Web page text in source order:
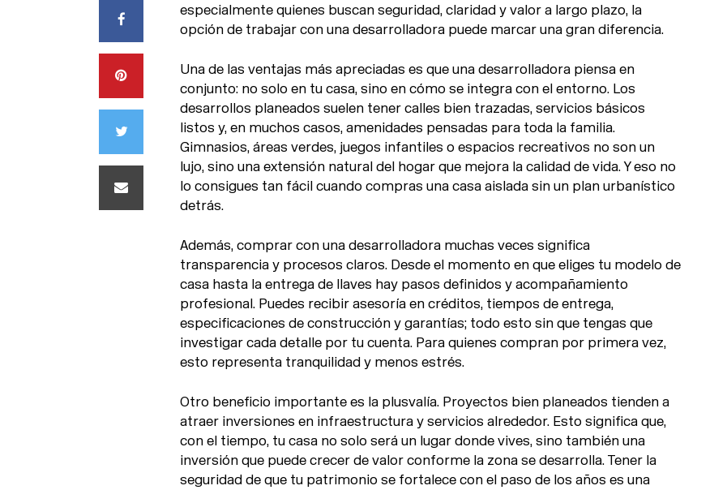
especialmente quienes buscan seguridad, claridad y valor a largo plazo, la
opción de trabajar con una desarrolladora puede marcar una gran diferencia.
Una de las ventajas más apreciadas es que una desarrolladora piensa en
conjunto: no solo en tu casa, sino en cómo se integra con el entorno. Los
desarrollos planeados suelen tener calles bien trazadas, servicios básicos
listos y, en muchos casos, amenidades pensadas para toda la familia.
Gimnasios, áreas verdes, juegos infantiles o espacios recreativos no son un
lujo, sino una extensión natural del hogar que mejora la calidad de vida. Y eso no
lo consigues tan fácil cuando compras una casa aislada sin un plan urbanístico
detrás.
Además, comprar con una desarrolladora muchas veces significa
transparencia y procesos claros. Desde el momento en que eliges tu modelo de
casa hasta la entrega de llaves hay pasos definidos y acompañamiento
profesional. Puedes recibir asesoría en créditos, tiempos de entrega,
especificaciones de construcción y garantías; todo esto sin que tengas que
investigar cada detalle por tu cuenta. Para quienes compran por primera vez,
esto representa tranquilidad y menos estrés.
Otro beneficio importante es la plusvalía. Proyectos bien planeados tienden a
atraer inversiones en infraestructura y servicios alrededor. Esto significa que,
con el tiempo, tu casa no solo será un lugar donde vives, sino también una
inversión que puede crecer de valor conforme la zona se desarrolla. Tener la
seguridad de que tu patrimonio se fortalece con el paso de los años es una